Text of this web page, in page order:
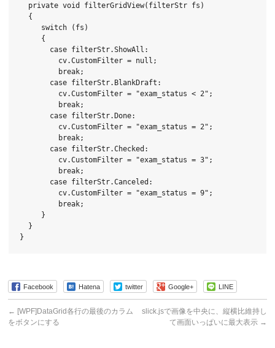
  private void filterGridView(filterStr fs)
  {
     switch (fs)
     {
       case filterStr.ShowAll:
         cv.CustomFilter = null;
         break;
       case filterStr.BlankDraft:
         cv.CustomFilter = "exam_status < 2";
         break;
       case filterStr.Done:
         cv.CustomFilter = "exam_status = 2";
         break;
       case filterStr.Checked:
         cv.CustomFilter = "exam_status = 3";
         break;
       case filterStr.Canceled:
         cv.CustomFilter = "exam_status = 9";
         break;
     }
  }
Facebook Hatena twitter Google+ LINE
← [WPF]DataGrid各行の最後のカラム
をボタンにする
slick.jsで画像を中央に、縦横比維持し
て画面いっぱいに最大表示 →